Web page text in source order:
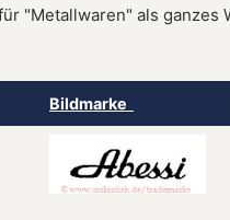
"Metallwaren" als ganzes
Bildmarke